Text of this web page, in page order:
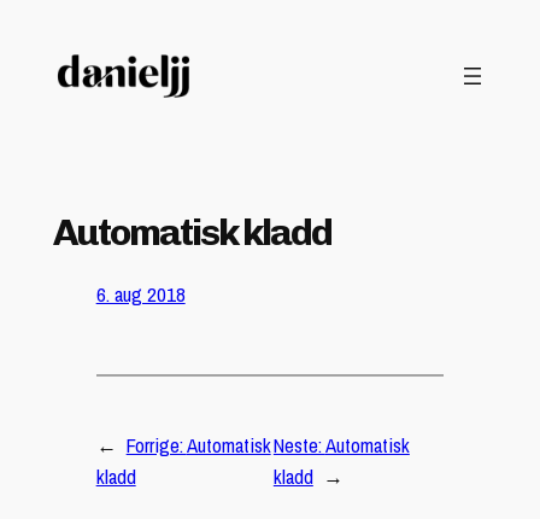
innhold
Automatisk kladd
6. aug 2018
← Forrige:Automatisk
kladd
Neste:Automatisk
kladd →